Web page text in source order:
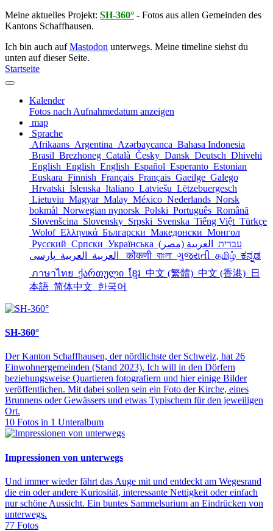
Meine aktuelles Projekt: SH-360° - Fotos aus allen Gemeinden des
Kantons Schaffhausen.
Ich bin auch aufMastodon unterwegs. Meine timeline siehst du
unten auf dieser Seite.
Startseite
Kalender
Fotos nach Aufnahmedatum anzeigen
map
Sprache
Afrikaans Argentina Azərbaycanca Bahasa Indonesia
Brasil Brezhoneg Català Česky Dansk Deutsch Dhivehi
English English English Español Esperanto Estonian
Euskara Finnish Français Français Gaeilge Galego
Hrvatski Íslenska Italiano Latviešu Lëtzebuergesch
Lietuviu Magyar Malay México Nederlands Norsk
bokmål Norwegian nynorsk Polski Português Română
Slovenšcina Slovensky Srpski Svenska Tiếng Việt Türkçe
Wolof Ελληνικά Български Македонски Монгол
Русский Српски Українська עברית
العربية (مصر)
العربية
العربية कोंकणी বাংলা ગુજરાતી தமிழ் ಕನ್ನಡ
ภาษาไทย ქართული ខ្មែរ 中文 (繁體) 中文 (香港)
日
本語 简体中文 한국어
SH-360°
Der Kanton Schaffhausen, der nördlichste der Schweiz, hat 26
Einwohnergemeinden (Stand 2023). Ich will in den Dörfern
beziehungsweise Quartieren fotografiern und hier einige Bilder
veröffentlichen. Mit dabei sollen sein ein Foto der Kirche, eines
Brunnens oder Gewässers und etwas Typischem für den jeweiligen
Ort.
10 Fotos in 1 Unteralbum
Impressionen von unterwegs
Und immer wieder fährt das Auge mit und entdeckt am Wegesrand
die ein oder andere Kuriosität, interessante Nettigkeit oder einfach
nur schöne Aussicht. Ein buntes Sammelsurium an Eindrücken von
unterwegs.
77 Fotos